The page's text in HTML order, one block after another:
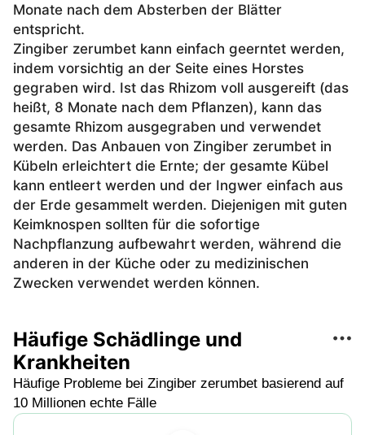
Monate nach dem Absterben der Blätter
entspricht.
Zingiber zerumbet kann einfach geerntet werden,
indem vorsichtig an der Seite eines Horstes
gegraben wird. Ist das Rhizom voll ausgereift (das
heißt, 8 Monate nach dem Pflanzen), kann das
gesamte Rhizom ausgegraben und verwendet
werden. Das Anbauen von Zingiber zerumbet in
Kübeln erleichtert die Ernte; der gesamte Kübel
kann entleert werden und der Ingwer einfach aus
der Erde gesammelt werden. Diejenigen mit guten
Keimknospen sollten für die sofortige
Nachpflanzung aufbewahrt werden, während die
anderen in der Küche oder zu medizinischen
Zwecken verwendet werden können.
Häufige Schädlinge und
Krankheiten
Häufige Probleme bei Zingiber zerumbet basierend auf
10 Millionen echte Fälle